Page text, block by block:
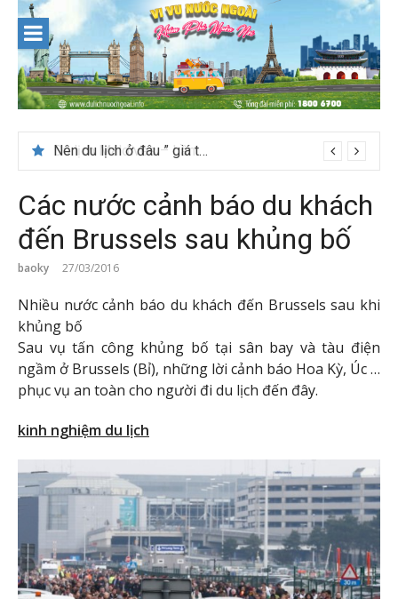
content
Nên du lịch ở đâu ” giá tốt” dịp lễ quốc khánh 2/9
Các nước cảnh báo du khách
đến Brussels sau khủng bố
baoky 27/03/2016
Nhiều nước cảnh báo du khách đến Brussels sau khi
khủng bố
Sau vụ tấn công khủng bố tại sân bay và tàu điện
ngầm ở Brussels (Bỉ), những lời cảnh báo Hoa Kỳ, Úc …
phục vụ an toàn cho người đi du lịch đến đây.
kinh nghiệm du lịch